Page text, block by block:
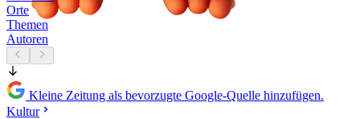
Orte
Themen
Autoren
Kleine Zeitung als bevorzugte Google-Quelle hinzufügen.
Kultur